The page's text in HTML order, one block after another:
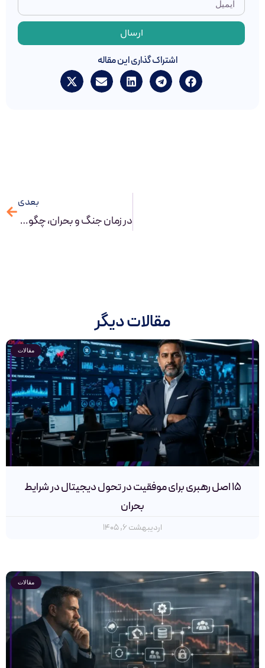
ارسال
اشتراک گذاری این مقاله
بعدی
در زمان جنگ و بحران، چگونه با BPM و BPMS، سازمانی تاب‌آور بسازیم؟
مقالات دیگر
مقالات
۱۵ اصل رهبری برای موفقیت در تحول دیجیتال در شرایط
بحران
اردیبهشت ۶, ۱۴۰۵
مقالات